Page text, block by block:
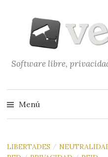
contenido
Software libre,
Menú
LIBERTADES /